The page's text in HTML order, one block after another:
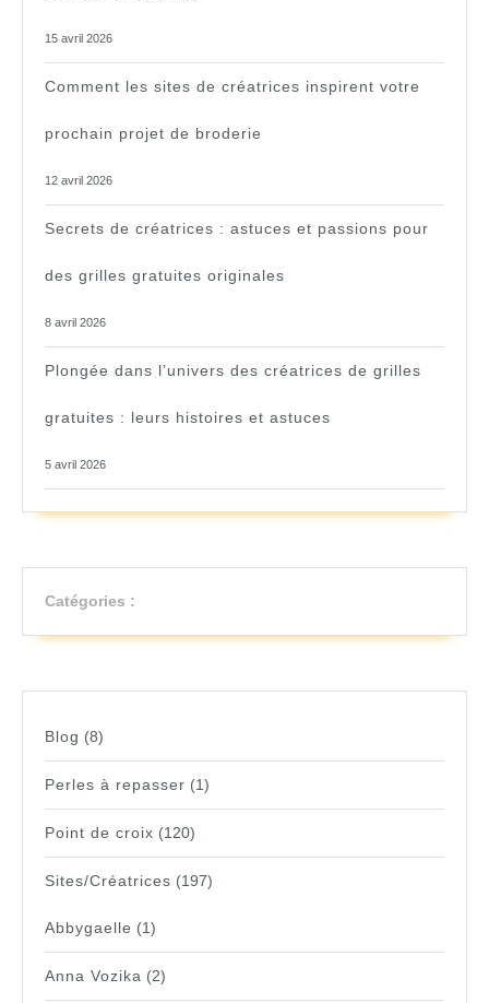
15 avril 2026
Comment les sites de créatrices inspirent votre
prochain projet de broderie
12 avril 2026
Secrets de créatrices : astuces et passions pour
des grilles gratuites originales
8 avril 2026
Plongée dans l’univers des créatrices de grilles
gratuites : leurs histoires et astuces
5 avril 2026
Catégories :
Blog (8)
Perles à repasser (1)
Point de croix (120)
Sites/Créatrices (197)
Abbygaelle (1)
Anna Vozika (2)